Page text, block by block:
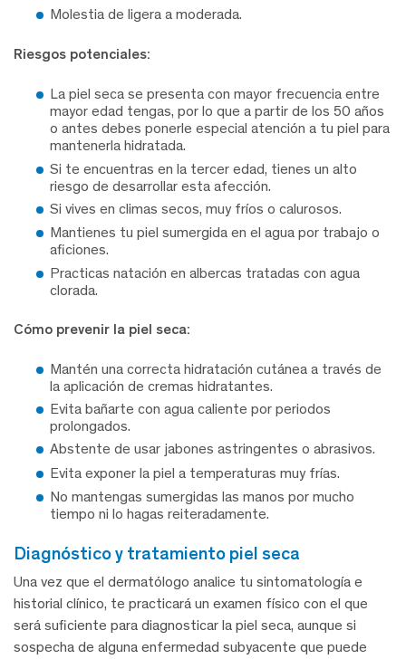
Molestia de ligera a moderada.
Riesgos potenciales:
La piel seca se presenta con mayor frecuencia entre
mayor edad tengas, por lo que a partir de los 50 años
o antes debes ponerle especial atención a tu piel para
mantenerla hidratada.
Si te encuentras en la tercer edad, tienes un alto
riesgo de desarrollar esta afección.
Si vives en climas secos, muy fríos o calurosos.
Mantienes tu piel sumergida en el agua por trabajo o
aficiones.
Practicas natación en albercas tratadas con agua
clorada.
Cómo prevenir la piel seca:
Mantén una correcta hidratación cutánea a través de
la aplicación de cremas hidratantes.
Evita bañarte con agua caliente por periodos
prolongados.
Abstente de usar jabones astringentes o abrasivos.
Evita exponer la piel a temperaturas muy frías.
No mantengas sumergidas las manos por mucho
tiempo ni lo hagas reiteradamente.
diagnóstico y tratamiento piel seca
Una vez que el dermatólogo analice tu sintomatología e
historial clínico, te practicará un examen físico con el que
será suficiente para diagnosticar la piel seca, aunque si
sospecha de alguna enfermedad subyacente que puede